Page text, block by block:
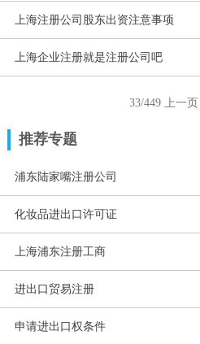
上海注册公司股东出资注意事项
上海企业注册就是注册公司吧
33/449 上一页
推荐专题
浦东陆家嘴注册公司
化妆品进出口许可证
上海浦东注册工商
进出口贸易注册
申请进出口权条件